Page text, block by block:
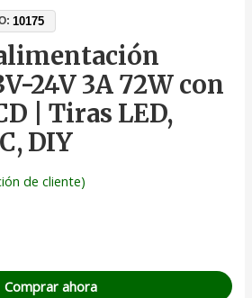
10175
24V 3A 72W con
| Tiras LED,
DIY
de cliente)
Comprar ahora